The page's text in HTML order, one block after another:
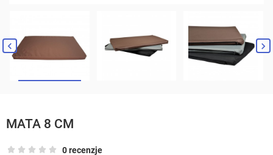
 
MATA 8 CM
0 recenzje